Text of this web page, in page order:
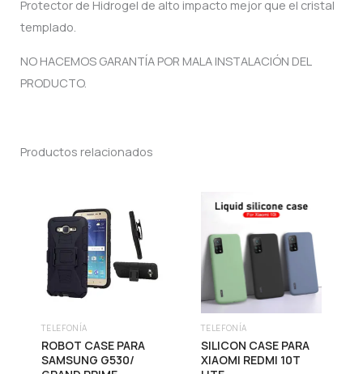
Protector de Hidrogel de alto impacto mejor que el cristal
templado.
NO HACEMOS GARANTÍA POR MALA INSTALACIÓN DEL
PRODUCTO.
Productos relacionados
TELEFONÍA
ROBOT CASE PARA
SAMSUNG G530/
TELEFONÍA
SILICON CASE PARA
XIAOMI REDMI 10T